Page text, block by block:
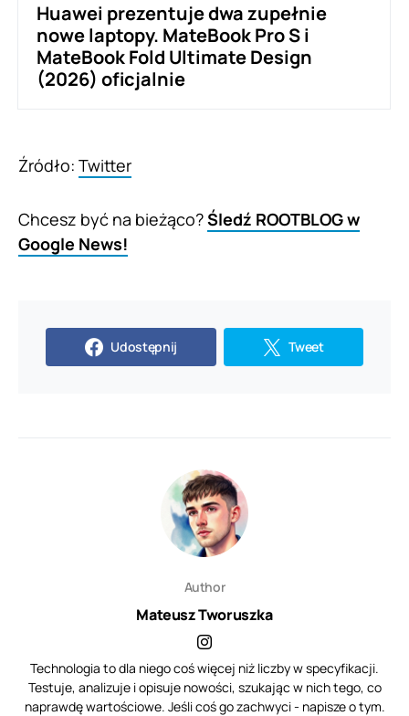
Huawei prezentuje dwa zupełnie
nowe laptopy. MateBook Pro S i
MateBook Fold Ultimate Design
(2026) oficjalnie
Źródło: Twitter
Chcesz być na bieżąco?Śledź ROOTBLOG w
Google News!
Udostępnij Tweet
Author
Mateusz Tworuszka
Technologia to dla niego coś więcej niż liczby w specyfikacji.
Testuje, analizuje i opisuje nowości, szukając w nich tego, co
naprawdę wartościowe. Jeśli coś go zachwyci - napisze o tym.